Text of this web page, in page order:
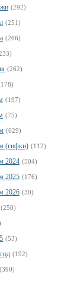
(292)
(251)
(266)
(262)
(197)
(75)
(629)
(гифки) (112)
2024 (504)
2025 (176)
2026 (30)
(250)
(53)
(192)
(390)